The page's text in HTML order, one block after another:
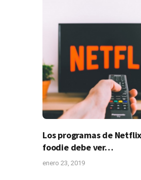
Los programas de
foodie debe ver…
enero 23, 2019